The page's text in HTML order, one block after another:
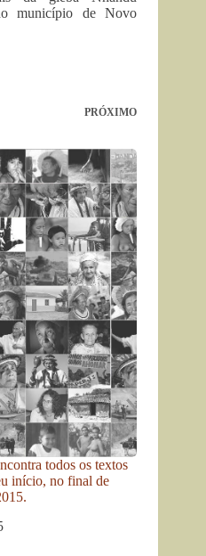
município de Novo
PRÓXIMO
todos os textos
início, no final de